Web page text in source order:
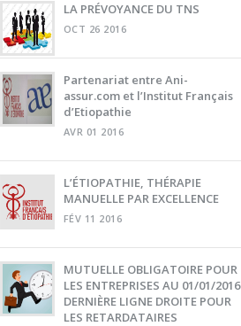
LA PRÉVOYANCE DU TNS
OCT 26 2016
Partenariat entre Ani-
assur.com et l’Institut Français
d’Etiopathie
AVR 01 2016
L’ÉTIOPATHIE, THÉRAPIE
MANUELLE PAR EXCELLENCE
FÉV 11 2016
MUTUELLE OBLIGATOIRE POUR
LES ENTREPRISES AU 01/01/2016
DERNIÈRE LIGNE DROITE POUR
LES RETARDATAIRES